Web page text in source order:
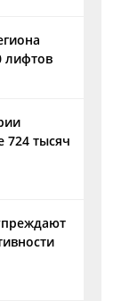
лифтов
724 тысяч